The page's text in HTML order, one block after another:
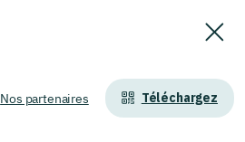
Nos partenaires Téléchargez